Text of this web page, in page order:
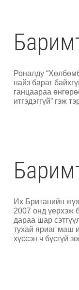
Роналду
найз бараг
ганцаараа
итгэдэггүй” гэж
Их Британийн
2007 онд үерхэж
дараа шар
тухай яриаг маш
хүссэн ч бүсгүй